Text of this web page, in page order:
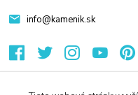
info@kamenik.sk